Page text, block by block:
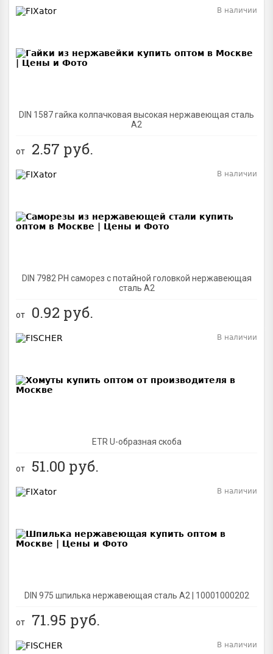
DIN 1587 гайка колпачковая высокая нержавеющая сталь
А2
В наличии
от 2.57 руб.
DIN 7982 PH саморез с потайной головкой нержавеющая
сталь A2
В наличии
от 0.92 руб.
ETR U-образная скоба
В наличии
от 51.00 руб.
DIN 975 шпилька нержавеющая сталь A2 | 10001000202
В наличии
от 71.95 руб.
В наличии